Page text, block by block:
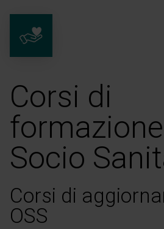
Corsi di
Socio
Corsi di
OSS